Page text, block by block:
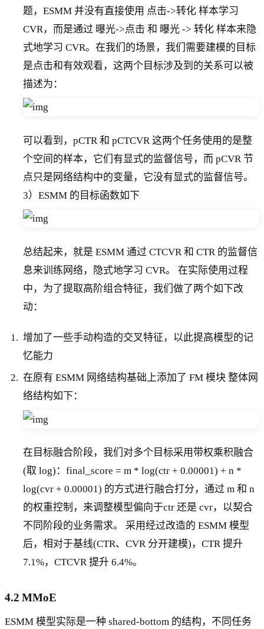
题，ESMM 并没有直接使用 点击->转化 样本学习
CVR，而是通过 曝光->点击 和 曝光 -> 转化 样本来隐
式地学习 CVR。在我们的场景，我们需要建模的目标
是点击和有效观看，这两个目标涉及到的关系可以被
描述为：
可以看到，pCTR 和 pCTCVR 这两个任务使用的是整
个空间的样本，它们有显式的监督信号，而 pCVR 节
点只是网络结构中的变量，它没有显式的监督信号。
3）ESMM 的目标函数如下
总结起来，就是 ESMM 通过 CTCVR 和 CTR 的监督信
息来训练网络，隐式地学习 CVR。 在实际使用过程
中，为了提取高阶组合特征，我们做了两个如下改
动：
增加了一些手动构造的交叉特征，以此提高模型的记
忆能力
在原有 ESMM 网络结构基础上添加了 FM 模块 整体网
络结构如下：
在目标融合阶段，我们对多个目标采用带权乘积融合
(取 log)：final_score = m * log(ctr + 0.00001) + n *
log(cvr + 0.00001) 的方式进行融合打分，通过 m 和 n
的权重控制，来调整模型偏向于ctr 还是 cvr，以契合
不同阶段的业务需求。 采用经过改造的 ESMM 模型
后，相对于基线(CTR、CVR 分开建模)，CTR 提升
7.1%，CTCVR 提升 6.4%。
4.2 MMoE
ESMM 模型实际是一种 shared-bottom 的结构，不同任务